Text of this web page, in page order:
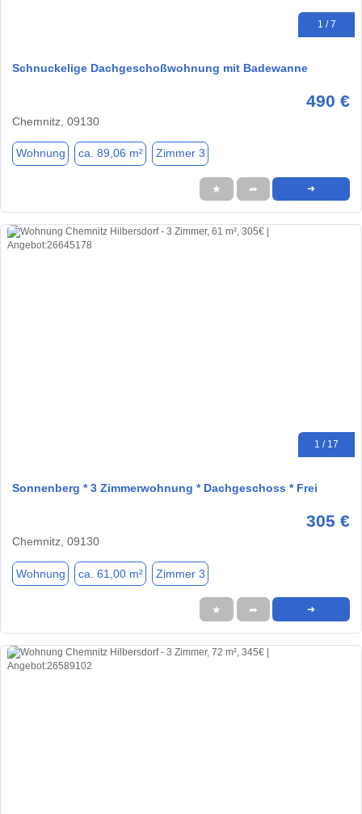
1 / 7
Schnuckelige Dachgeschoßwohnung mit Badewanne
490 €
Chemnitz, 09130
Wohnung ca. 89,06 m² Zimmer 3
★ ➦ ➜
1 / 17
Sonnenberg * 3 Zimmerwohnung * Dachgeschoss * Frei
305 €
Chemnitz, 09130
Wohnung ca. 61,00 m² Zimmer 3
★ ➦ ➜